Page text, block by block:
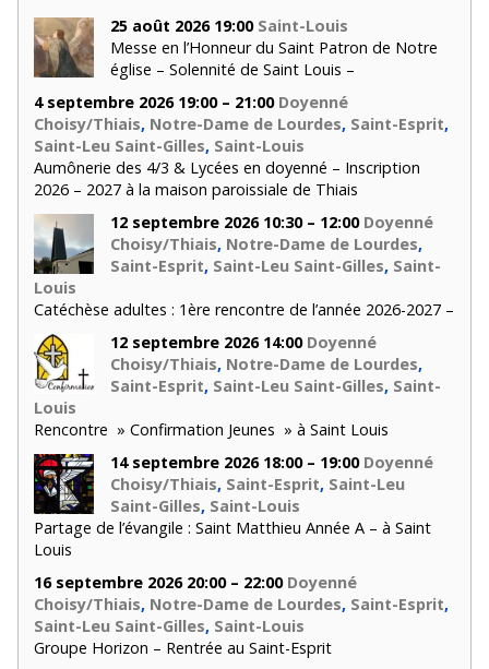
25 août 2026 19:00 Saint-Louis
Messe en l’Honneur du Saint Patron de Notre
église – Solennité de Saint Louis –
4 septembre 2026 19:00 – 21:00 Doyenné
Choisy/Thiais, Notre-Dame de Lourdes, Saint-Esprit,
Saint-Leu Saint-Gilles, Saint-Louis
Aumônerie des 4/3 & Lycées en doyenné – Inscription
2026 – 2027 à la maison paroissiale de Thiais
12 septembre 2026 10:30 – 12:00 Doyenné
Choisy/Thiais, Notre-Dame de Lourdes,
Saint-Esprit, Saint-Leu Saint-Gilles, Saint-
Louis
Catéchèse adultes : 1ère rencontre de l’année 2026-2027 –
12 septembre 2026 14:00 Doyenné
Choisy/Thiais, Notre-Dame de Lourdes,
Saint-Esprit, Saint-Leu Saint-Gilles, Saint-
Louis
Rencontre » Confirmation Jeunes » à Saint Louis
14 septembre 2026 18:00 – 19:00 Doyenné
Choisy/Thiais, Saint-Esprit, Saint-Leu
Saint-Gilles, Saint-Louis
Partage de l’évangile : Saint Matthieu Année A – à Saint
Louis
16 septembre 2026 20:00 – 22:00 Doyenné
Choisy/Thiais, Notre-Dame de Lourdes, Saint-Esprit,
Saint-Leu Saint-Gilles, Saint-Louis
Groupe Horizon – Rentrée au Saint-Esprit